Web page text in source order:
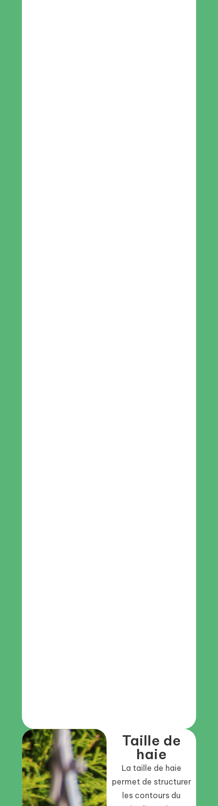
Taille de
haie
La taille de haie
permet de structurer
les contours du